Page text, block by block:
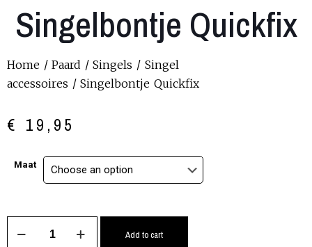
Singelbontje Quickfix
Home /Paard /Singels / Singel
accessoires / Singelbontje Quickfix
€ 19,95
Maat
Add to cart